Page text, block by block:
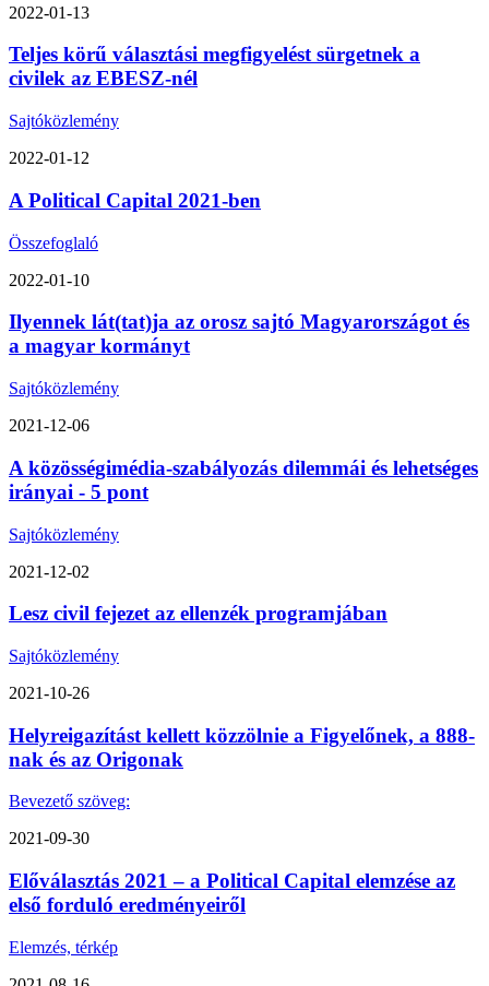
2022-01-13
Teljes körű választási megfigyelést sürgetnek a
civilek az EBESZ-nél
Sajtóközlemény
2022-01-12
A Political Capital 2021-ben
Összefoglaló
2022-01-10
Ilyennek lát(tat)ja az orosz sajtó Magyarországot és
a magyar kormányt
Sajtóközlemény
2021-12-06
A közösségimédia-szabályozás dilemmái és lehetséges
irányai - 5 pont
Sajtóközlemény
2021-12-02
Lesz civil fejezet az ellenzék programjában
Sajtóközlemény
2021-10-26
Helyreigazítást kellett közzölnie a Figyelőnek, a 888-
nak és az Origonak
Bevezető szöveg:
2021-09-30
Előválasztás 2021 – a Political Capital elemzése az
első forduló eredményeiről
Elemzés, térkép